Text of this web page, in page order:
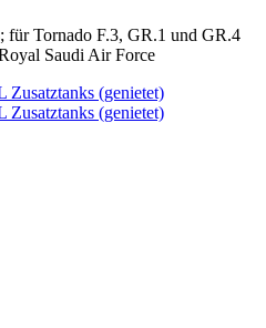
für Tornado F.3, GR.1 und GR.4
Saudi Air Force